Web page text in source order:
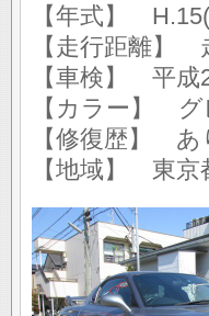
【年式】
【走行距離】
【車検】 平成
【カラー】 グ
【修復歴】 あ
【地域】 東京